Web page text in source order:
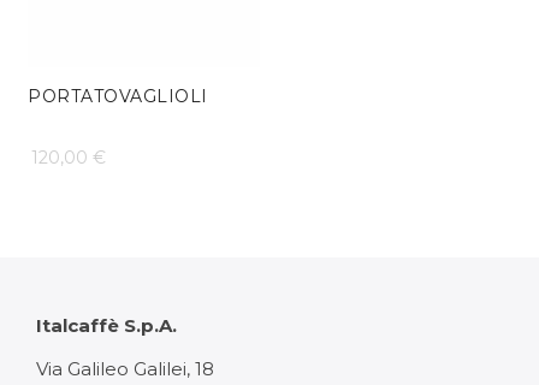
PORTATOVAGLIOLI
120,00 €
Italcaffè S.p.A.
Via Galileo Galilei, 18